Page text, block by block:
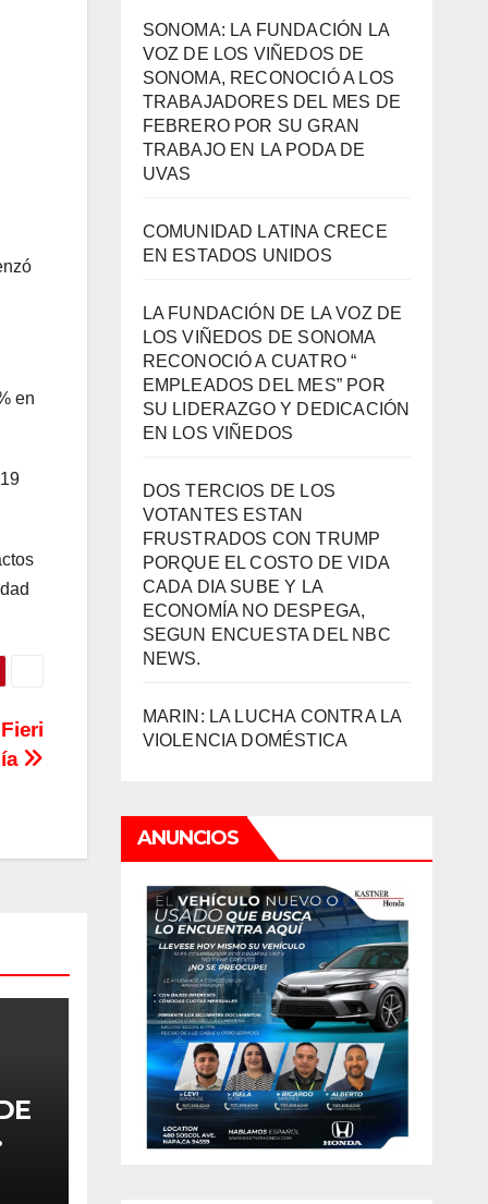
en
SONOMA: LA FUNDACIÓN LA
VOZ DE LOS VIÑEDOS DE
SONOMA, RECONOCIÓ A LOS
TRABAJADORES DEL MES DE
FEBRERO POR SU GRAN
TRABAJO EN LA PODA DE
UVAS
COMUNIDAD LATINA CRECE
EN ESTADOS UNIDOS
LA FUNDACIÓN DE LA VOZ DE
LOS VIÑEDOS DE SONOMA
RECONOCIÓ A CUATRO “
EMPLEADOS DEL MES” POR
SU LIDERAZGO Y DEDICACIÓN
EN LOS VIÑEDOS
DOS TERCIOS DE LOS
VOTANTES ESTAN
FRUSTRADOS CON TRUMP
PORQUE EL COSTO DE VIDA
CADA DIA SUBE Y LA
ECONOMÍA NO DESPEGA,
SEGUN ENCUESTA DEL NBC
NEWS.
MARIN: LA LUCHA CONTRA LA
VIOLENCIA DOMÉSTICA
ANUNCIOS